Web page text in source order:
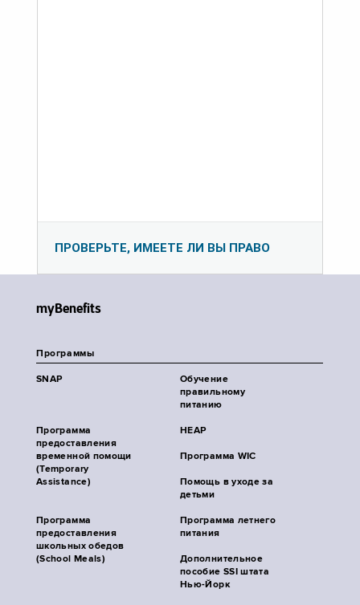
ПРОВЕРЬТЕ, ИМЕЕТЕ ЛИ ВЫ ПРАВО
myBenefits
Программы
SNAP
Обучение
правильному
питанию
Программа
предоставления
временной помощи
(Temporary
Assistance)
HEAP
Программа WIC
Помощь в уходе за
детьми
Программа
предоставления
школьных обедов
(School Meals)
Программа летнего
питания
Дополнительное
пособие SSI штата
Нью-Йорк